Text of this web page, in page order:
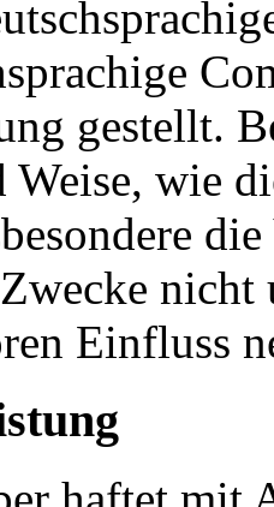
gestellt.
Weise, wie
nicht
Einfluss